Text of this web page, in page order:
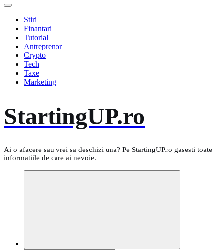
Stiri
Finantari
Tutorial
Antreprenor
Crypto
Tech
Taxe
Marketing
StartingUP.ro
Ai o afacere sau vrei sa deschizi una? Pe StartingUP.ro gasesti toate
informatiile de care ai nevoie.